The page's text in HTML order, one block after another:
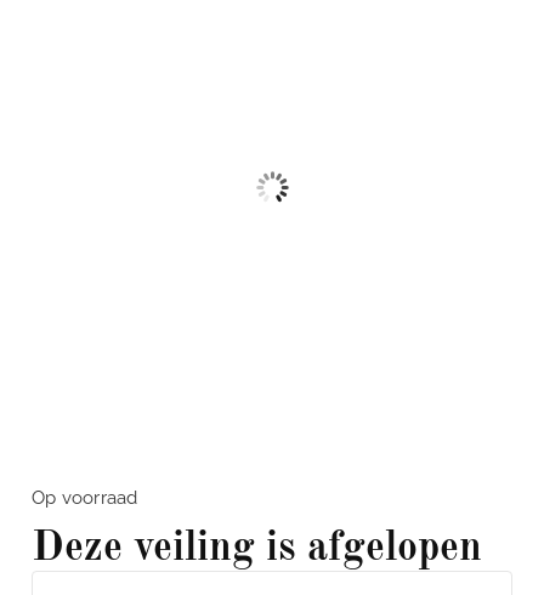
Op voorraad
Deze veiling is afgelopen